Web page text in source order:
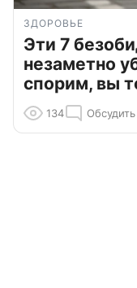
ЗДОРОВЬЕ
Эти 7
незаметно
спорим, вы
134 Обсудить